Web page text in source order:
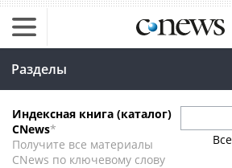
Разделы
Индексная книга (каталог)
CNews*
Получите все материалы
CNews по ключевому слову